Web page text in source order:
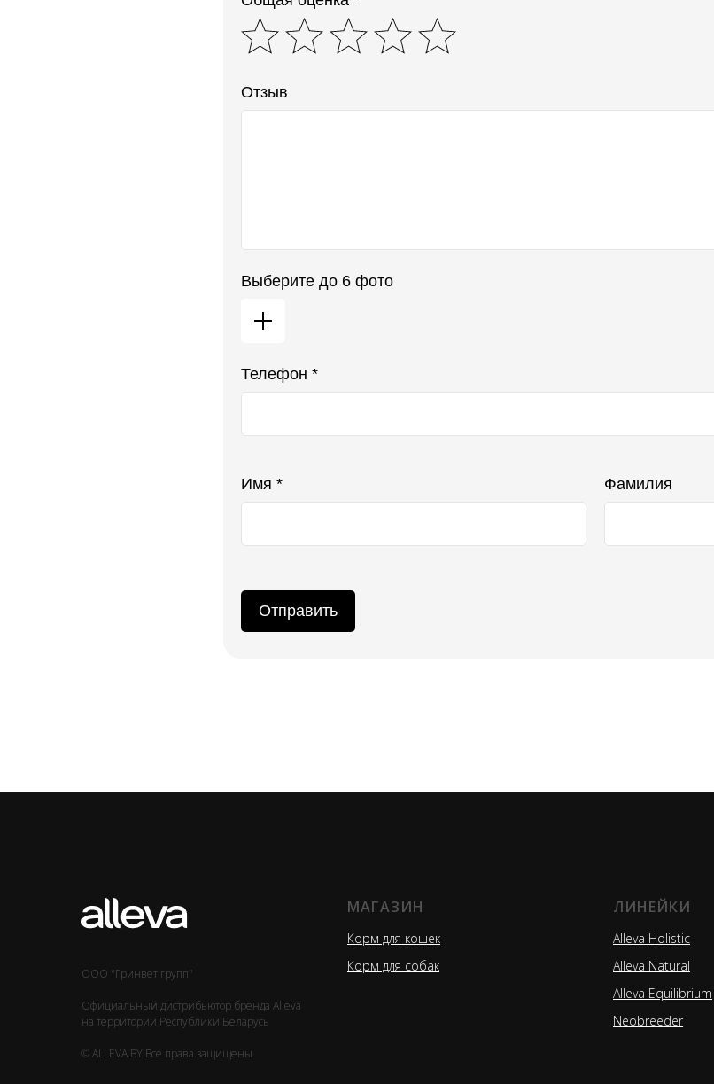
Отзыв
Выберите до 6 фото
Телефон *
Имя * Фамилия
Отправить
ООО "Гринвет групп"
Официальный дистрибьютор бренда Alleva
на территории Республики Беларусь
© ALLEVA.BY Все права защищены
МАГАЗИН
Корм для кошек
Корм для собак
ЛИНЕЙКИ
Alleva Holistic
Alleva Natural
Alleva Equilibrium
Neobreeder